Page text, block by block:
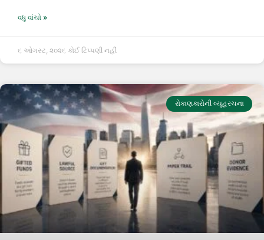
વધુ વાંચો »
૬ ઓગસ્ટ, ૨૦૨૬ કોઈ ટિપ્પણી નહીં
રોકાણકારોની વ્યૂહરચના